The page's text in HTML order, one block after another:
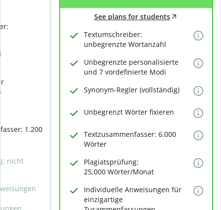
1.200
nicht
See plans for students
Textumschreiber:
unbegrenzte Wortanzahl
Unbegrenzte personalisierte
und 7 vordefinierte Modi
Synonym-Regler (vollständig)
Unbegrenzt Wörter fixieren
Textzusammenfasser: 6.000
Wörter
Plagiatsprüfung:
25,000 Wörter/Monat
Individuelle Anweisungen für
einzigartige